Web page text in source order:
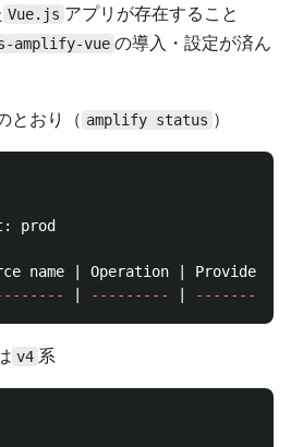
Vue.js アプリが存在すること
amplify-vue の導入・設定が済ん
とおり（ amplify status ）
prod
name | Operation | Provider
| --------- |
v4 系